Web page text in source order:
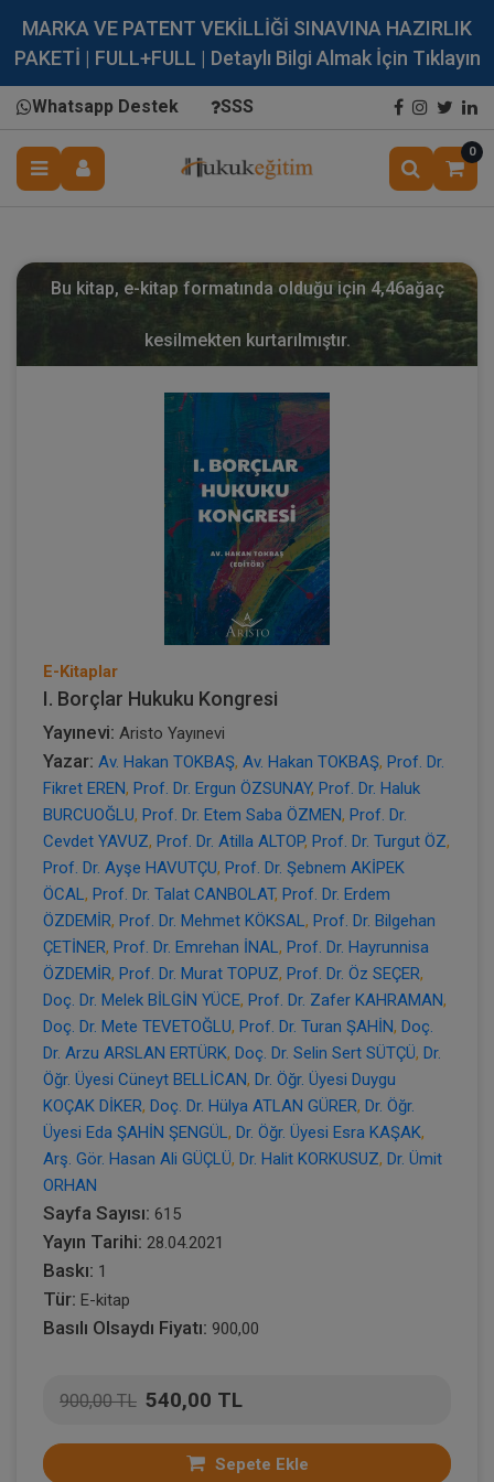
MARKA VE PATENT VEKİLLİĞİ SINAVINA HAZIRLIK
PAKETİ | FULL+FULL | Detaylı Bilgi Almak İçin Tıklayın
Whatsapp Destek SSS
0
Bu kitap, e-kitap formatında olduğu için 4,46ağaç
kesilmekten kurtarılmıştır.
E-Kitaplar
I. Borçlar Hukuku Kongresi
Yayınevi: Aristo Yayınevi
Yazar: Av. Hakan TOKBAŞ, Av. Hakan TOKBAŞ, Prof. Dr.
Fikret EREN, Prof. Dr. Ergun ÖZSUNAY, Prof. Dr. Haluk
BURCUOĞLU, Prof. Dr. Etem Saba ÖZMEN, Prof. Dr.
Cevdet YAVUZ, Prof. Dr. Atilla ALTOP, Prof. Dr. Turgut ÖZ,
Prof. Dr. Ayşe HAVUTÇU, Prof. Dr. Şebnem AKİPEK
ÖCAL, Prof. Dr. Talat CANBOLAT, Prof. Dr. Erdem
ÖZDEMİR, Prof. Dr. Mehmet KÖKSAL, Prof. Dr. Bilgehan
ÇETİNER, Prof. Dr. Emrehan İNAL, Prof. Dr. Hayrunnisa
ÖZDEMİR, Prof. Dr. Murat TOPUZ, Prof. Dr. Öz SEÇER,
Doç. Dr. Melek BİLGİN YÜCE, Prof. Dr. Zafer KAHRAMAN,
Doç. Dr. Mete TEVETOĞLU, Prof. Dr. Turan ŞAHİN, Doç.
Dr. Arzu ARSLAN ERTÜRK, Doç. Dr. Selin Sert SÜTÇÜ, Dr.
Öğr. Üyesi Cüneyt BELLİCAN, Dr. Öğr. Üyesi Duygu
KOÇAK DİKER, Doç. Dr. Hülya ATLAN GÜRER, Dr. Öğr.
Üyesi Eda ŞAHİN ŞENGÜL, Dr. Öğr. Üyesi Esra KAŞAK,
Arş. Gör. Hasan Ali GÜÇLÜ, Dr. Halit KORKUSUZ, Dr. Ümit
ORHAN
Sayfa Sayısı: 615
Yayın Tarihi: 28.04.2021
Baskı: 1
Tür: E-kitap
Basılı Olsaydı Fiyatı: 900,00
900,00 TL 540,00 TL
Sepete Ekle